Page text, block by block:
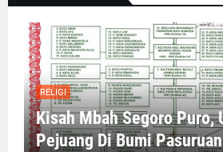
RELIGI
Kisah Mbah Segoro Puro,
Pejuang Di Bumi Pasuruan